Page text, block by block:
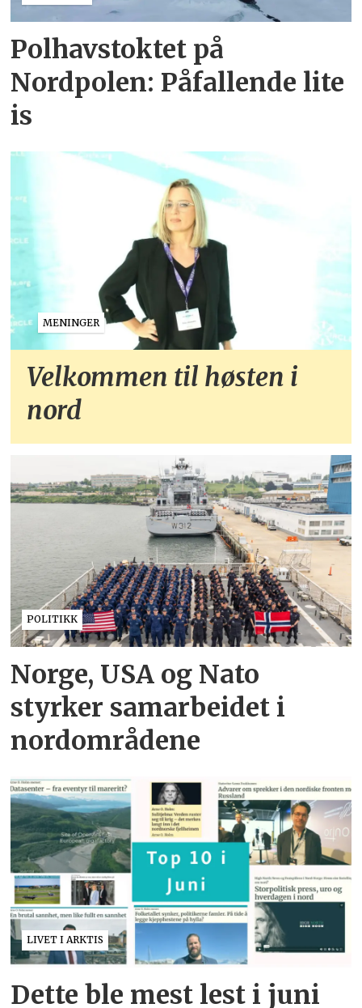
Polhavstoktet på
Nordpolen: Påfallende lite
is
MENINGER
Velkommen til høsten i
nord
POLITIKK
Norge, USA og Nato
styrker samarbeidet i
nordområdene
LIVET I ARKTIS
Dette ble mest lest i juni